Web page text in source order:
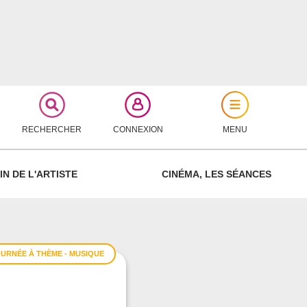
RECHERCHER CONNEXION MENU
DE L'ARTISTE CINÉMA, LES SÉANCES
À THÈME - MUSIQUE
FERMER